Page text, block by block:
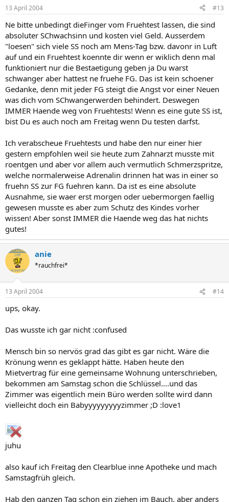
13 April 2004 #13
Ne bitte unbedingt dieFinger vom Fruehtest lassen, die sind
absoluter SChwachsinn und kosten viel Geld. Ausserdem
"loesen" sich viele SS noch am Mens-Tag bzw. davonr in Luft
auf und ein Fruehtest koennte dir wenn er wiklich denn mal
funktioniert nur die Bestaetigung geben ja Du warst
schwanger aber hattest ne fruehe FG. Das ist kein schoener
Gedanke, denn mit jeder FG steigt die Angst vor einer Neuen
was dich vom SChwangerwerden behindert. Deswegen
IMMER Haende weg von Fruehtests! Wenn es eine gute SS ist,
bist Du es auch noch am Freitag wenn Du testen darfst.
Ich verabscheue Fruehtests und habe den nur einer hier
gestern empfohlen weil sie heute zum Zahnarzt musste mit
roentgen und aber vor allem auch vermutlich Schmerzspritze,
welche normalerweise Adrenalin drinnen hat was in einer so
fruehn SS zur FG fuehren kann. Da ist es eine absolute
Ausnahme, sie waer erst morgen oder uebermorgen faellig
gewesen musste es aber zum Schutz des Kindes vorher
wissen! Aber sonst IMMER die Haende weg das hat nichts
gutes!
anie
*rauchfrei*
13 April 2004 #14
ups, okay.
Das wusste ich gar nicht :confused
Mensch bin so nervös grad das gibt es gar nicht. Wäre die
Krönung wenn es geklappt hätte. Haben heute den
Mietvertrag für eine gemeinsame Wohnung unterschrieben,
bekommen am Samstag schon die Schlüssel....und das
Zimmer was eigentlich mein Büro werden sollte wird dann
vielleicht doch ein Babyyyyyyyyyzimmer ;D :love1
juhu
also kauf ich Freitag den Clearblue inne Apotheke und mach
Samstagfrüh gleich.
Hab den ganzen Tag schon ein ziehen im Bauch, aber anders